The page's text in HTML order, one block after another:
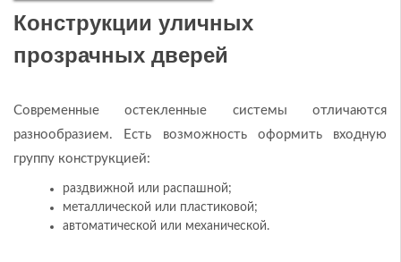
Конструкции уличных
прозрачных дверей
Современные остекленные системы отличаются
разнообразием. Есть возможность оформить входную
группу конструкцией:
раздвижной или распашной;
металлической или пластиковой;
автоматической или механической.